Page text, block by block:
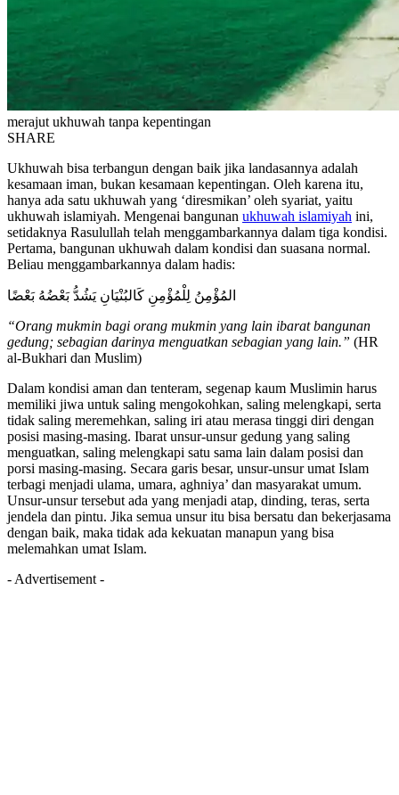
merajut ukhuwah tanpa kepentingan
SHARE
Ukhuwah bisa terbangun dengan baik jika landasannya adalah
kesamaan iman, bukan kesamaan kepentingan. Oleh karena itu,
hanya ada satu ukhuwah yang ‘diresmikan’ oleh syariat, yaitu
ukhuwah islamiyah. Mengenai bangunan ukhuwah islamiyah ini,
setidaknya Rasulullah telah menggambarkannya dalam tiga kondisi.
Pertama, bangunan ukhuwah dalam kondisi dan suasana normal.
Beliau menggambarkannya dalam hadis:
المُؤْمِنُ لِلْمُؤْمِنِ كَالبُنْيَانِ يَشُدُّ بَعْضُهُ بَعْضًا
“Orang mukmin bagi orang mukmin yang lain ibarat bangunan
gedung; sebagian darinya menguatkan sebagian yang lain.” (HR
al-Bukhari dan Muslim)
Dalam kondisi aman dan tenteram, segenap kaum Muslimin harus
memiliki jiwa untuk saling mengokohkan, saling melengkapi, serta
tidak saling meremehkan, saling iri atau merasa tinggi diri dengan
posisi masing-masing. Ibarat unsur-unsur gedung yang saling
menguatkan, saling melengkapi satu sama lain dalam posisi dan
porsi masing-masing. Secara garis besar, unsur-unsur umat Islam
terbagi menjadi ulama, umara, aghniya’ dan masyarakat umum.
Unsur-unsur tersebut ada yang menjadi atap, dinding, teras, serta
jendela dan pintu. Jika semua unsur itu bisa bersatu dan bekerjasama
dengan baik, maka tidak ada kekuatan manapun yang bisa
melemahkan umat Islam.
- Advertisement -